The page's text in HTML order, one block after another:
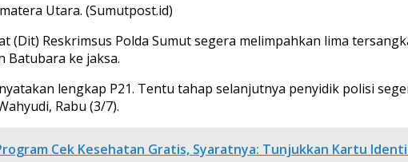
Utara. (Sumutpost.id)
(Dit) Reskrimsus Polda Sumut segera melimpahkan lima
Batubara ke jaksa.
lengkap P21. Tentu tahap selanjutnya penyidik polisi
Rabu (3/7).
Cek Kesehatan Gratis, Syaratnya: Tunjukkan Kartu